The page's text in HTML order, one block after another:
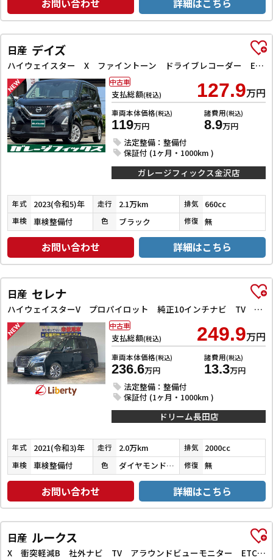
お問い合わせ 詳細はこちら
日産 デイズ
ハイウェイスター X ファイントーン ドライブレコーダー ETC 全周囲カメラ クリアランスソナー 衝突被害軽減システム オートライト LEDヘッドランプ スマートキー アイドリングストップ 電動格納ミラー ベンチシート CVT
支払総額(税込) 127.9万円
車両本体価格(税込)
119万円
諸費用(税込)
8.9万円
法定整備：整備付
保証付 (1ヶ月・1000km )
中古車
ガレージフィックス金沢店
年式 2023(令和5)年 走行 2.1万km 排気 660cc
車検 車検整備付 色 ブラック 修復 無
お問い合わせ 詳細はこちら
日産 セレナ
ハイウェイスターV プロパイロット 純正10インチナビ TV Bluetooth対応 アラウンドビューモニター 両側自動ドア 電子パーキング クルーズコントロール LEDヘッドライト 革巻きステアリング スマートキー
支払総額(税込) 249.9万円
車両本体価格(税込)
236.6万円
諸費用(税込)
13.3万円
法定整備：整備付
保証付 (1ヶ月・1000km )
中古車
ドリーム長田店
年式 2021(令和3)年 走行 2.0万km 排気 2000cc
車検 車検整備付 色 ダイヤモンドブラックパール 修復 無
お問い合わせ 詳細はこちら
日産 ルークス
X 衝突軽減B 社外ナビ TV アラウンドビューモニター ETC 左パワースライドドア スマートキー プッシュスタート アイドリングストップ ステアリングスイッチ タッチパネルオートエアコン